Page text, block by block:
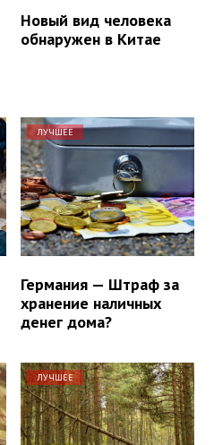
Новый вид человека
обнаружен в Китае
ЛУЧШЕЕ
Германия — Штраф за
хранение наличных
денег дома?
ЛУЧШЕЕ